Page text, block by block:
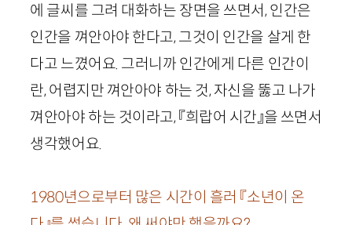
에 글씨를 그려 대화하는 장면을 쓰면서, 인간은
인간을 껴안아야 한다고, 그것이 인간을 살게 한
다고 느꼈어요. 그러니까 인간에게 다른 인간이
란, 어렵지만 껴안아야 하는 것, 자신을 뚫고 나가
껴안아야 하는 것이라고, 『희랍어 시간』을 쓰면서
생각했어요.
1980년으로부터 많은 시간이 흘러 『소년이 온